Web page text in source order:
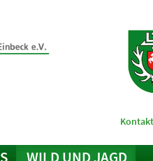
WILD UND JAGD